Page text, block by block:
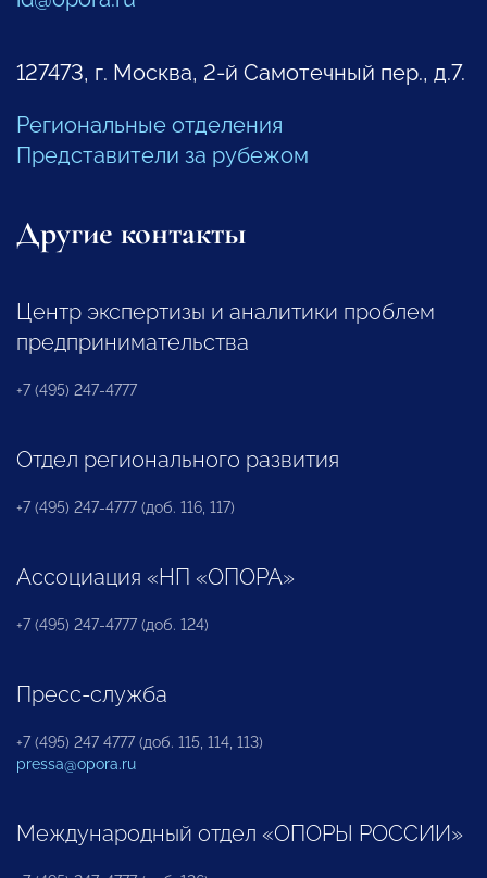
127473, г. Москва, 2-й Самотечный пер., д.7.
Региональные отделения
Представители за рубежом
Другие контакты
Центр экспертизы и аналитики проблем
предпринимательства
+7 (495) 247-4777
Отдел регионального развития
+7 (495) 247-4777 (доб. 116, 117)
Ассоциация «НП «ОПОРА»
+7 (495) 247-4777 (доб. 124)
Пресс-служба
+7 (495) 247 4777 (доб. 115, 114, 113)
pressa@opora.ru
Международный отдел «ОПОРЫ РОССИИ»